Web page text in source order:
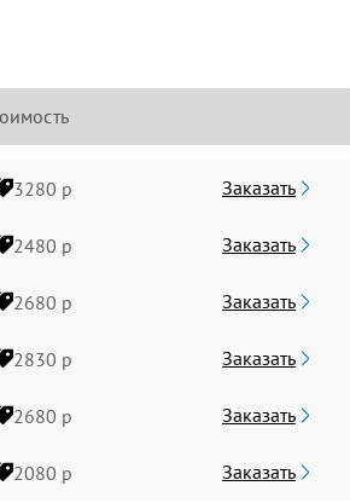
3280 р Заказать
2480 р Заказать
2680 р Заказать
2830 р Заказать
2680 р Заказать
2080 р Заказать